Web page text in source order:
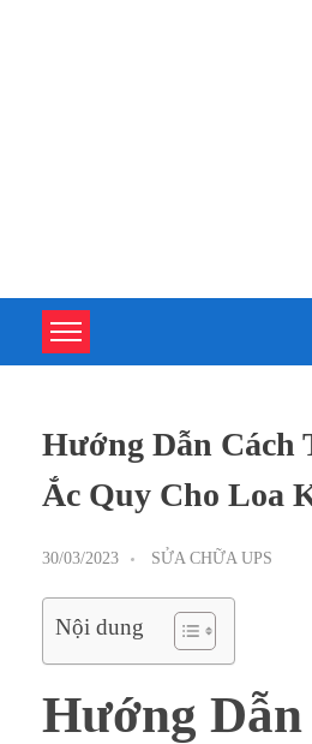
Hướng Dẫn Cách
Ắc Quy Cho Loa
30/03/2023 SỬA CHỮA UPS
Nội dung
Hướng Dẫn